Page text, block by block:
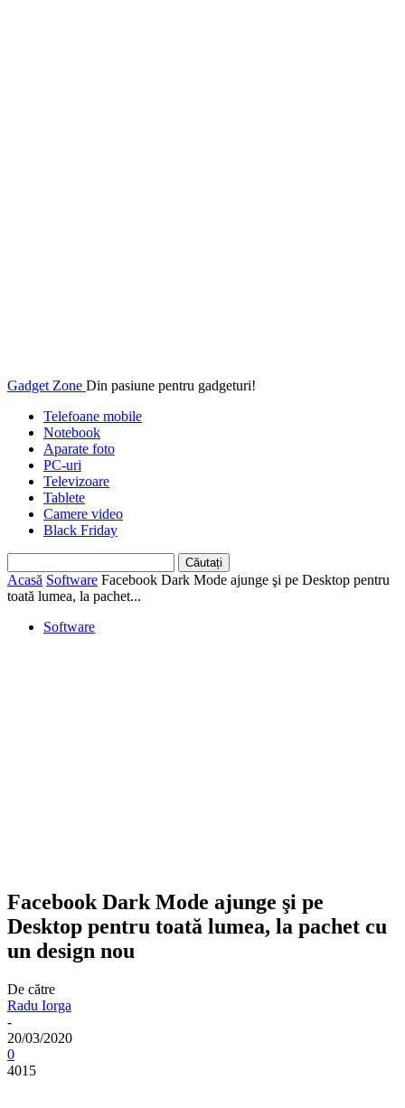
Gadget Zone Din pasiune pentru gadgeturi!
Telefoane mobile
Notebook
Aparate foto
PC-uri
Televizoare
Tablete
Camere video
Black Friday
Acasă Software Facebook Dark Mode ajunge şi pe Desktop pentru
toată lumea, la pachet...
Software
Facebook Dark Mode ajunge şi pe
Desktop pentru toată lumea, la pachet cu
un design nou
De către
Radu Iorga
-
20/03/2020
0
4015